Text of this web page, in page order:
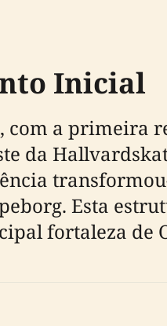
Inicial
com a primeira
da
Esta
fortaleza de